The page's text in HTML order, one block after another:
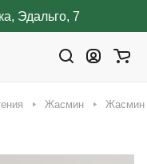
Эдальго, 7
Жасмин Жасмин